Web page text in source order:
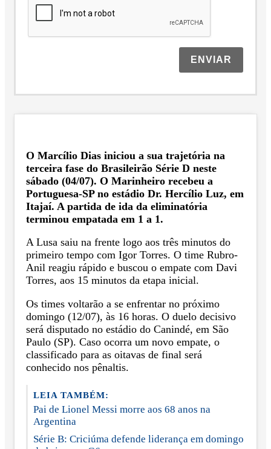
ENVIAR
O Marcílio Dias iniciou a sua trajetória na
terceira fase do Brasileirão Série D neste
sábado (04/07). O Marinheiro recebeu a
Portuguesa-SP no estádio Dr. Hercílio Luz, em
Itajaí. A partida de ida da eliminatória
terminou empatada em 1 a 1.
A Lusa saiu na frente logo aos três minutos do
primeiro tempo com Igor Torres. O time Rubro-
Anil reagiu rápido e buscou o empate com Davi
Torres, aos 15 minutos da etapa inicial.
Os times voltarão a se enfrentar no próximo
domingo (12/07), às 16 horas. O duelo decisivo
será disputado no estádio do Canindé, em São
Paulo (SP). Caso ocorra um novo empate, o
classificado para as oitavas de final será
conhecido nos pênaltis.
LEIA TAMBÉM:
Pai de Lionel Messi morre aos 68 anos na
Argentina
Série B: Criciúma defende liderança em domingo